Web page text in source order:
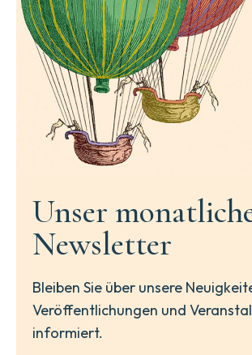
Unser
Newsletter
Bleiben Sie über unsere
Veröffentlichungen und
informiert.